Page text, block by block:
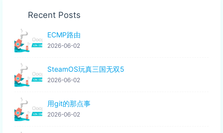
Recent Posts
ECMP路由
2026-06-02
SteamOS玩真三国无双5
2026-06-02
用git的那点事
2026-06-02